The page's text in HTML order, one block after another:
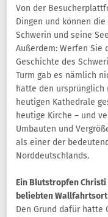
Von der
Dingen und können
Schwerin und seine
Außerdem: Werfen
Geschichte des
Turm gab es nämlich
hatte den ursprünglich
heutigen Kathedrale
heutige Kirche – und
Umbauten und
als einer der
Norddeutschlands.
Ein Blutstropfen
beliebten Wallfahrtsort
Den Grund dafür hatte